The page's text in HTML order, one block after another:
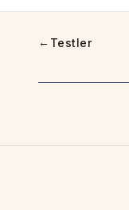
← Testler